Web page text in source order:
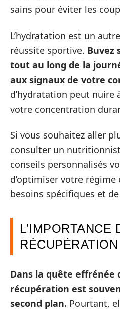
sains pour éviter les
L’hydratation est un
réussite sportive. Buvez
tout au long de la
aux signaux de votre
d’hydratation peut nuire
votre concentration
Si vous souhaitez aller
consulter un
conseils personnalisés
d’optimiser votre
besoins spécifiques et
L’IMPORTANCE
RÉCUPÉRATION
Dans la quête effrénée
récupération est
second plan. Pourtant,